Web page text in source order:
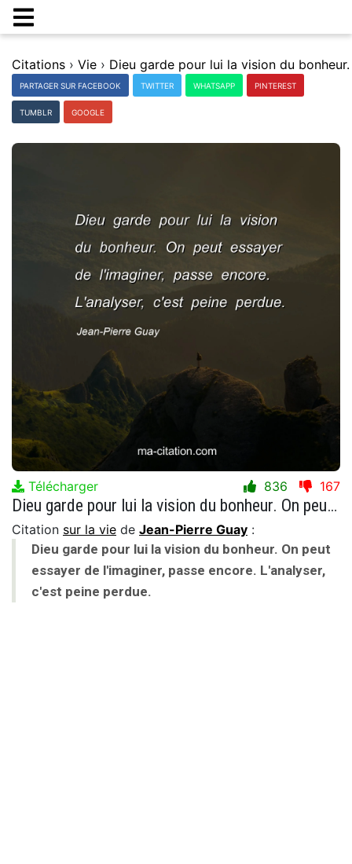
Citations › Vie ›
PARTAGER SUR FACEBOOK TWITTER WHATSAPP PINTEREST
TUMBLR GOOGLE
Télécharger 836 167
Dieu garde pour lui la vision du bonheur. On peut essayer de l'imaginer, passe encore. L'analyser, c'est peine perdue.
Citation sur la vie de Jean-Pierre Guay :
Dieu garde pour lui la vision du bonheur. On peut
essayer de l'imaginer, passe encore. L'analyser,
c'est peine perdue.